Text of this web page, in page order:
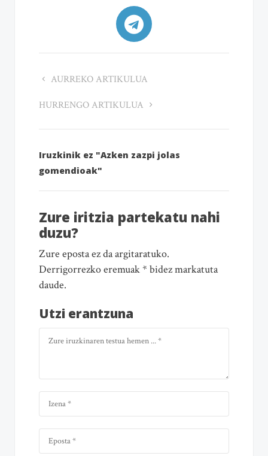
AURREKO ARTIKULUA
HURRENGO ARTIKULUA
Iruzkinik ez "Azken zazpi jolas
gomendioak"
Zure iritzia partekatu nahi
duzu?
Zure eposta ez da argitaratuko.
Derrigorrezko eremuak * bidez markatuta
daude.
Utzi erantzuna